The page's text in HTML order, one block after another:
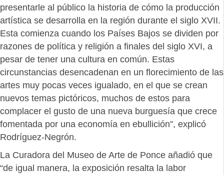
presentarle al público la historia de cómo la producción
artística se desarrolla en la región durante el siglo XVII.
Esta comienza cuando los Países Bajos se dividen por
razones de política y religión a finales del siglo XVI, a
pesar de tener una cultura en común. Estas
circunstancias desencadenan en un florecimiento de las
artes muy pocas veces igualado, en el que se crean
nuevos temas pictóricos, muchos de estos para
complacer el gusto de una nueva burguesía que crece
fomentada por una economía en ebullición”, explicó
Rodríguez-Negrón.
La Curadora del Museo de Arte de Ponce añadió que
“de igual manera, la exposición resalta la labor